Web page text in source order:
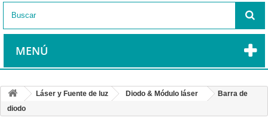
MENÚ
Láser y Fuente de luz Diodo & Módulo láser
Barra de
diodo